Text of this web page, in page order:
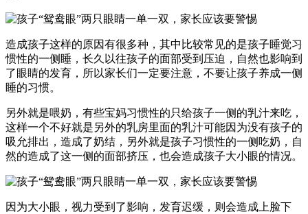
造成孩子这样的原因有很多种，其中比较常见的是孩子睡觉习
惯性的一侧睡，长久以往孩子的面部受到压迫，自然也影响到
了眼睛的发育，所以家长们一定要注意，不要让孩子养成一侧
睡的习惯。
另外就是喂奶，有些宝妈习惯性的只给孩子一侧的乳汁来吃，
这样一个不好就是另外的乳房里面的乳汁可能因为没有孩子的
吸允排出，造成了奶结，另外就是孩子习惯性的一侧吃奶，自
然的造成了这一侧的面部挤压，也会造成孩子大小眼的情况。
因为大小眼，视力受到了影响，发育迟缓，则会造成上脸下